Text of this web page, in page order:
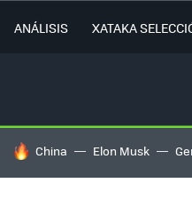
ANÁLISIS XATAKA
HOY SE HABLA DE
China Elon Musk